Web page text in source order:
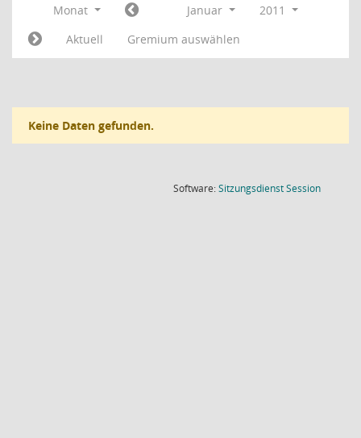
Monat Januar
2011
Aktuell
Gremium auswählen
Keine Daten gefunden.
Software:SitzungsdienstSession(Wird in